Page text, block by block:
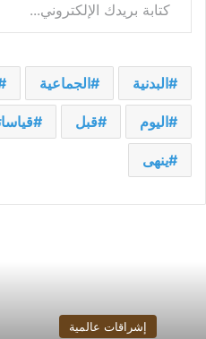
البدنية الجماعية
اليوم قبل
ينهى
إشراقات عالمية